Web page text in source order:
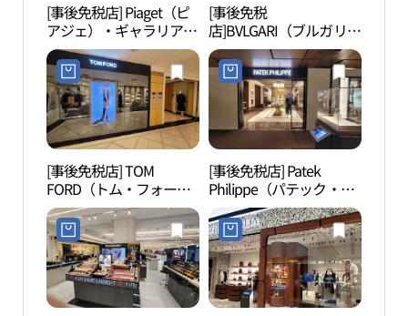
[事後免税店] Piaget（ピ
アジェ）・ギャラリア百
貨店名品館EAST店(피아
제 갤러리아백화점 명품
관 EAST점)
[事後免税
店]BVLGARI（ブルガリ）
ハイジュエリーフラッグ
シップストア・ギャラリ
ア百貨店名品館EAST店
(불가리 하이주얼리 플래
그십 스토어 갤러리아백
화점 명품관 EAST점)
[事後免税店] TOM
FORD（トム・フォー
ド）レディース・ギャラ
リア百貨店名品館EAST
店(톰포드 여성 갤러리아
백화점 명품관 EAST점)
[事後免税店] Patek
Philippe（パテック・ギ
ャラリア百貨店名品館
EAST店(파텍필립 갤러리
아백화점 명품관 EAST점)